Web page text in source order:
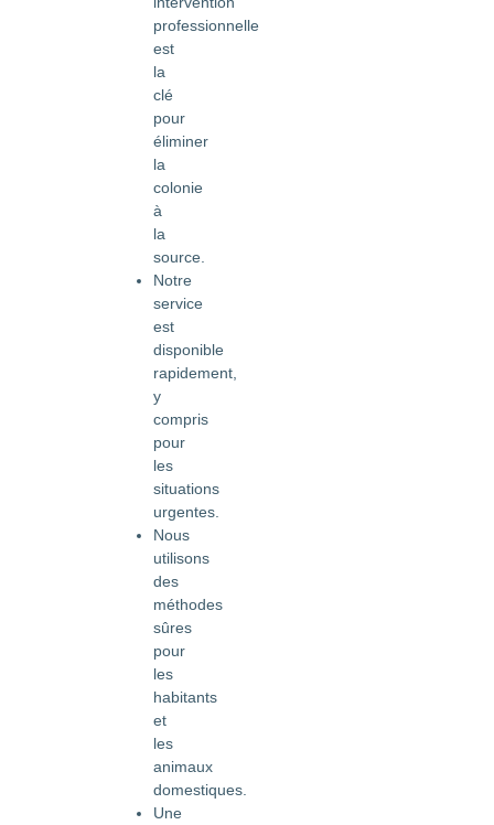
professionnelle
est
la
clé
pour
éliminer
la
colonie
à
la
source.
Notre
service
est
disponible
rapidement,
y
compris
pour
les
situations
urgentes.
Nous
utilisons
des
méthodes
sûres
pour
les
habitants
et
les
animaux
domestiques.
Une